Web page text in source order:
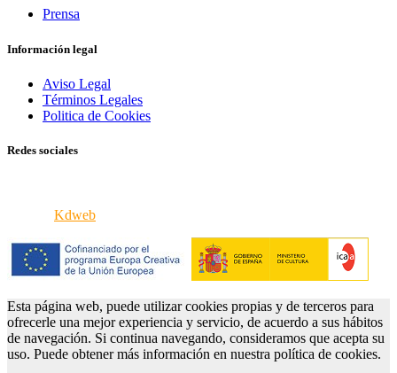
Prensa
Información legal
Aviso Legal
Términos Legales
Politica de Cookies
Redes sociales
Kdweb
Esta página web, puede utilizar cookies propias y de terceros para
ofrecerle una mejor experiencia y servicio, de acuerdo a sus hábitos
de navegación. Si continua navegando, consideramos que acepta su
uso. Puede obtener más información en nuestra política de cookies.